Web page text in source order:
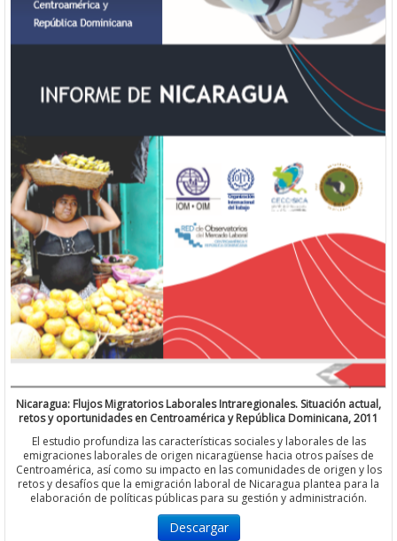
Nicaragua: Flujos Migratorios Laborales Intraregionales. Situación actual,
retos y oportunidades en Centroamérica y República Dominicana, 2011
El estudio profundiza las características sociales y laborales de las
emigraciones laborales de origen nicaragüense hacia otros países de
Centroamérica, así como su impacto en las comunidades de origen y los
retos y desafíos que la emigración laboral de Nicaragua plantea para la
elaboración de políticas públicas para su gestión y administración.
Descargar